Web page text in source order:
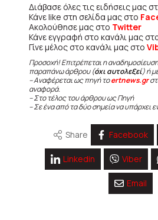
Διάβασε όλες τις ειδήσεις μας
Κάνε like στη σελίδα μας στο
Ακολούθησε μας στο Twitter
Κάνε εγγραφή στο κανάλι μας
Γίνε μέλος στο κανάλι μας στο
Προσοχή! Επιτρέπεται η
παραπάνω άρθρου (όχι αυτολεξεί) ή
– Αναφέρεται ως πηγή τοertnews.gr
αναφορά.
– Στο τέλος του άρθρου ως Πηγή
– Σε ένα από τα δύο σημεία να υπάρχει
Share Facebook
Linkedin Viber
Email